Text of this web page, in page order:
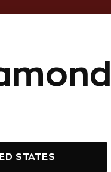
STATES
Setler Özel
0,48